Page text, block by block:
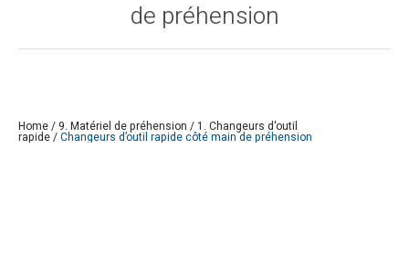
de préhension
Home/ 9. Matériel de préhension /1. Changeurs d'outil
rapide/Changeurs d’outil rapide côté main de préhension